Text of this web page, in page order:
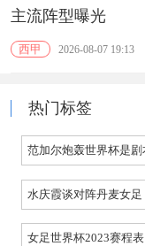
主流阵型曝光
西甲 2026-08-07 19:13
热门标签
范加尔炮轰世界杯是剧
水庆霞谈对阵丹麦女足
女足世界杯2023赛程表